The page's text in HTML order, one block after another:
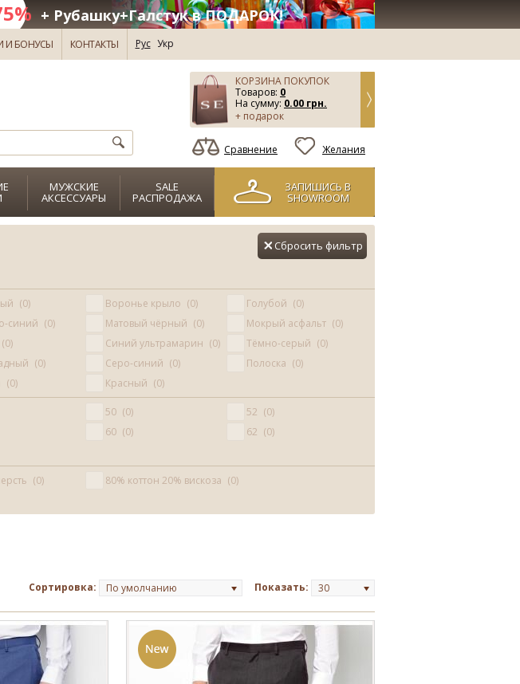
+ Рубашку+Галстук в ПОДАРОК!
И БОНУСЫ КОНТАКТЫ Рус Укр
КОРЗИНА ПОКУПОК
Товаров: 0
На сумму: 0.00 грн.
+ подарок
Сравнение Желания
МУЖСКИЕ
АКСЕССУАРЫ
SALE
РАСПРОДАЖА
ЗАПИШИСЬ В
SHOWROOM
Сбросить фильтр
0 Воронье крыло 0 Голубой
0
синий 0 Матовый чёрный 0 Мокрый асфальт
0
0 Синий ультрамарин 0 Тёмно-серый
0
0 Серо-синий 0 Полоска
0
0 Красный 0
50 0 52
0
60 0 62
0
0 80% коттон 20% вискоза
0
Показать: 30
Сортировка: По умолчанию